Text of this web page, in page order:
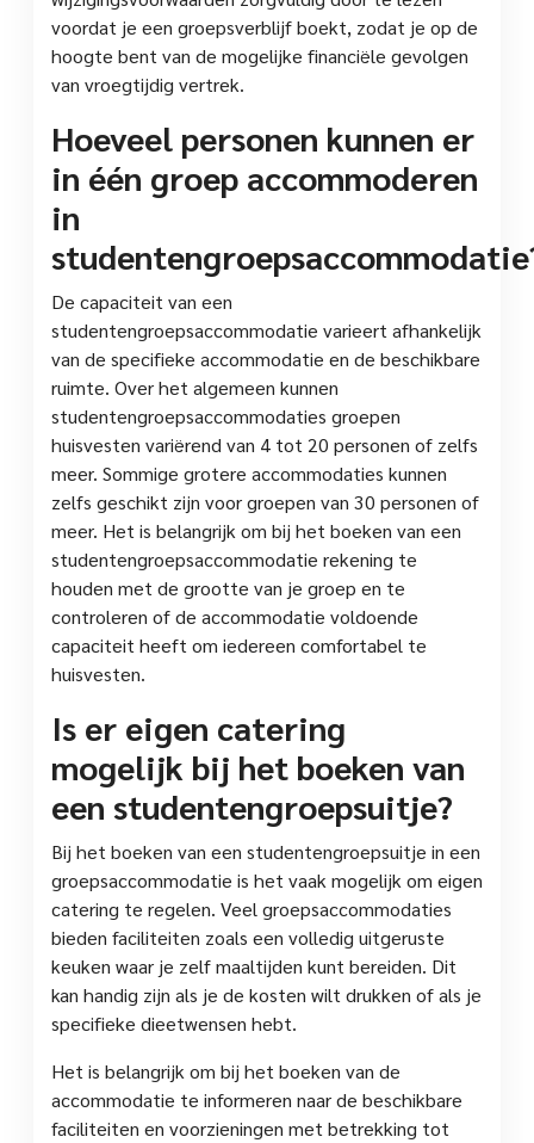
voordat je een groepsverblijf boekt, zodat je op de
hoogte bent van de mogelijke financiële gevolgen
van vroegtijdig vertrek.
Hoeveel personen kunnen er
in één groep accommoderen
in
De capaciteit van een
studentengroepsaccommodatie varieert afhankelijk
van de specifieke accommodatie en de beschikbare
ruimte. Over het algemeen kunnen
studentengroepsaccommodaties groepen
huisvesten variërend van 4 tot 20 personen of zelfs
meer. Sommige grotere accommodaties kunnen
zelfs geschikt zijn voor groepen van 30 personen of
meer. Het is belangrijk om bij het boeken van een
studentengroepsaccommodatie rekening te
houden met de grootte van je groep en te
controleren of de accommodatie voldoende
capaciteit heeft om iedereen comfortabel te
huisvesten.
Is er eigen catering
mogelijk bij het boeken van
een studentengroepsuitje?
Bij het boeken van een studentengroepsuitje in een
groepsaccommodatie is het vaak mogelijk om eigen
catering te regelen. Veel groepsaccommodaties
bieden faciliteiten zoals een volledig uitgeruste
keuken waar je zelf maaltijden kunt bereiden. Dit
kan handig zijn als je de kosten wilt drukken of als je
specifieke dieetwensen hebt.
Het is belangrijk om bij het boeken van de
accommodatie te informeren naar de beschikbare
faciliteiten en voorzieningen met betrekking tot